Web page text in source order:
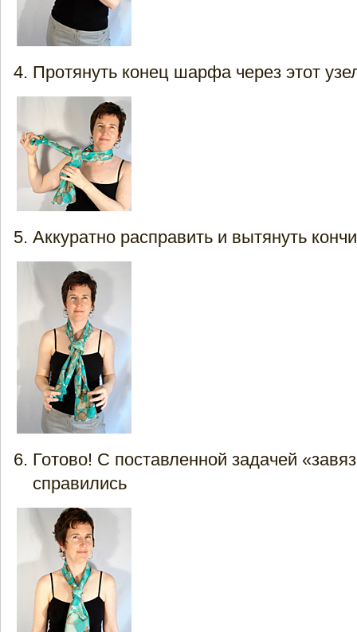
Протянуть конец шарфа через этот
Аккуратно расправить и вытянуть
Готово! С поставленной задачей
справились